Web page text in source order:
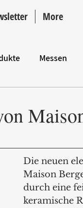
More
Messen
Die neuen
Maison
durch eine
keramische